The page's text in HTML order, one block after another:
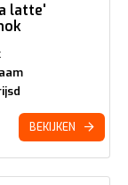
latte'
BEKIJKEN